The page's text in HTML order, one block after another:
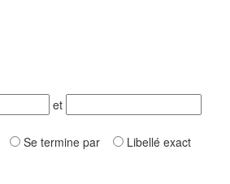
et
Se termine par Libellé exact